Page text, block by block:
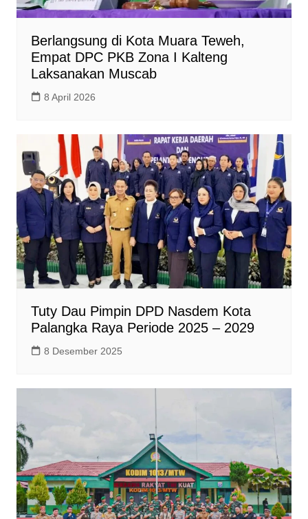
Berlangsung di Kota Muara Teweh,
Empat DPC PKB Zona I Kalteng
Laksanakan Muscab
8 April 2026
Tuty Dau Pimpin DPD Nasdem Kota
Palangka Raya Periode 2025 – 2029
8 Desember 2025